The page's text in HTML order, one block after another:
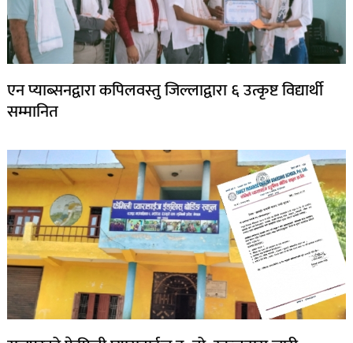
एन प्याब्सनद्वारा कपिलवस्तु जिल्लाद्वारा ६ उत्कृष्ट विद्यार्थी
सम्मानित